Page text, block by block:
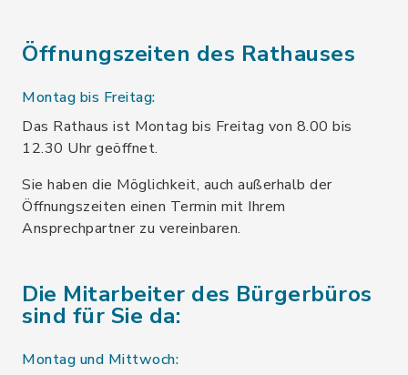
Öffnungszeiten des Rathauses
Montag bis Freitag:
Das Rathaus ist Montag bis Freitag von 8.00 bis
12.30 Uhr geöffnet.
Sie haben die Möglichkeit, auch außerhalb der
Öffnungszeiten einen Termin mit Ihrem
Ansprechpartner zu vereinbaren.
Die Mitarbeiter des Bürgerbüros
sind für Sie da:
Montag und Mittwoch: